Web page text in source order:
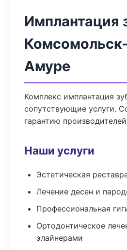
Имплантация
Амуре
Комплекс имплантация
сопутствующие услуги.
гарантию
Наши услуги
Эстетическая
Лечение десен и
Профессиональная
Ортодонтическое
элайнерами